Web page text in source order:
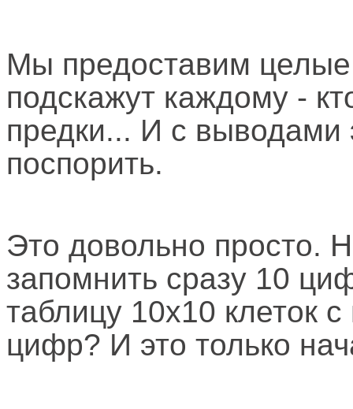
Мы предоставим целые
подскажут каждому -
предки... И с выводами
поспорить.
Это довольно просто.
запомнить сразу 10
таблицу 10x10 клеток
цифр? И это только